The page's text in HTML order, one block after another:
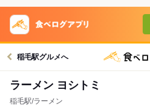
稲毛駅グルメへ
ラーメン ヨシトミ
稲毛駅/ラーメン